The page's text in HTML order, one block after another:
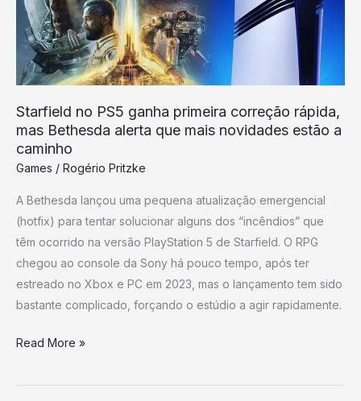
Starfield no PS5 ganha primeira correção rápida,
mas Bethesda alerta que mais novidades estão a
caminho
Games / Rogério Pritzke
A Bethesda lançou uma pequena atualização emergencial
(hotfix) para tentar solucionar alguns dos “incêndios” que
têm ocorrido na versão PlayStation 5 de Starfield. O RPG
chegou ao console da Sony há pouco tempo, após ter
estreado no Xbox e PC em 2023, mas o lançamento tem sido
bastante complicado, forçando o estúdio a agir rapidamente.
primeira
correção
rápida,
mas
Bethesda
alerta
que
mais
novidades
estão
a
caminho
Read More »